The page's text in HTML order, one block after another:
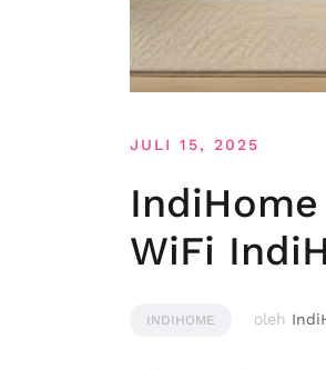
JULI 15, 2025
WiFi
INDIHOME oleh